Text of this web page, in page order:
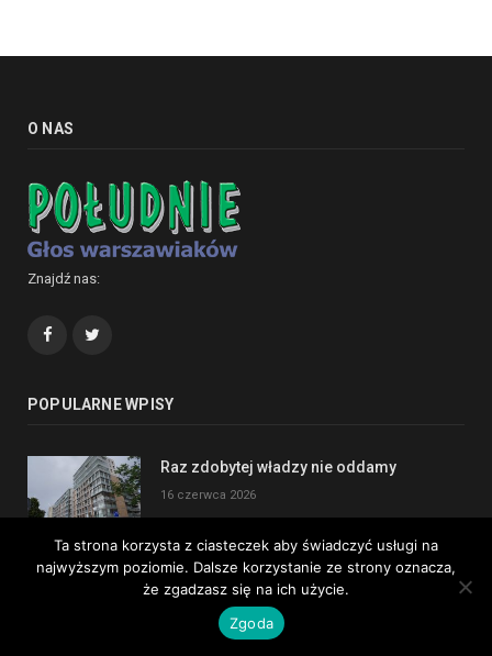
O NAS
Znajdź nas:
Facebook
POPULARNE WPISY
Raz zdobytej władzy nie oddamy
16 czerwca 2026
Samozwańczy członkowie Rady
Nadzorczej SMB Imielin
15 czerwca 2026
Ta strona korzysta z ciasteczek aby świadczyć usługi na
najwyższym poziomie. Dalsze korzystanie ze strony oznacza,
że zgadzasz się na ich użycie.
Zgoda